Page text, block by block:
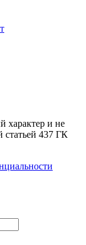
характер и не
статьей 437 ГК